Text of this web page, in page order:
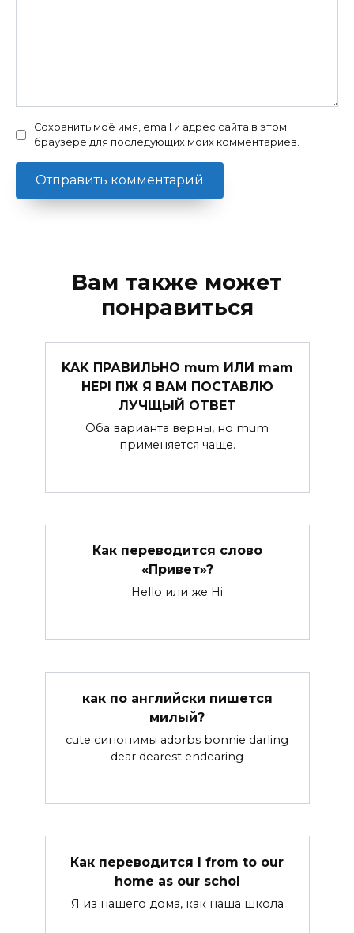
Сохранить моё имя, email и адрес сайта в этом
браузере для последующих моих комментариев.
Вам также может
понравиться
KAK ПРАВИЛЬHO mum ИЛИ mam
HEPI ПЖ Я ВАМ ПOCTABЛЮ
ЛУЧЩЫЙ OTBET
Оба варианта верны, но mum
применяется чаще.
Как переводится слово
«Привет»?
Hello или же Hi
как по английски пишется
милый?
cute синонимы adorbs bonnie darling
dear dearest endearing
Как переводится I from to our
home as our schol
Я из нашего дома, как наша школа